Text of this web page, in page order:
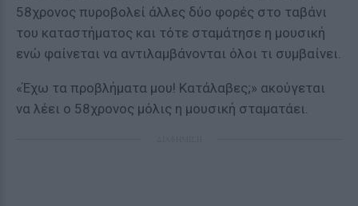
58χρονος πυροβολεί άλλες δύο φορές στο ταβάνι
του καταστήματος και τότε σταμάτησε η μουσική
ενώ φαίνεται να αντιλαμβάνονται όλοι τι συμβαίνει.
«Έχω τα προβλήματα μου! Κατάλαβες;» ακούγεται
να λέει ο 58χρονος μόλις η μουσική σταματάει.